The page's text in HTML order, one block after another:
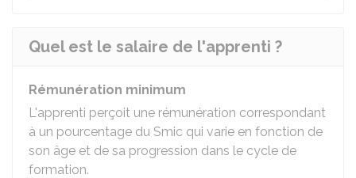
Quel est le salaire de l'apprenti ?
Rémunération minimum
L'apprenti perçoit une rémunération correspondant
à un pourcentage du Smic qui varie en fonction de
son âge et de sa progression dans le cycle de
formation.